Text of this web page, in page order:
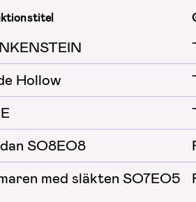
Hollow
SO8EO8
med släkten SO7EO5